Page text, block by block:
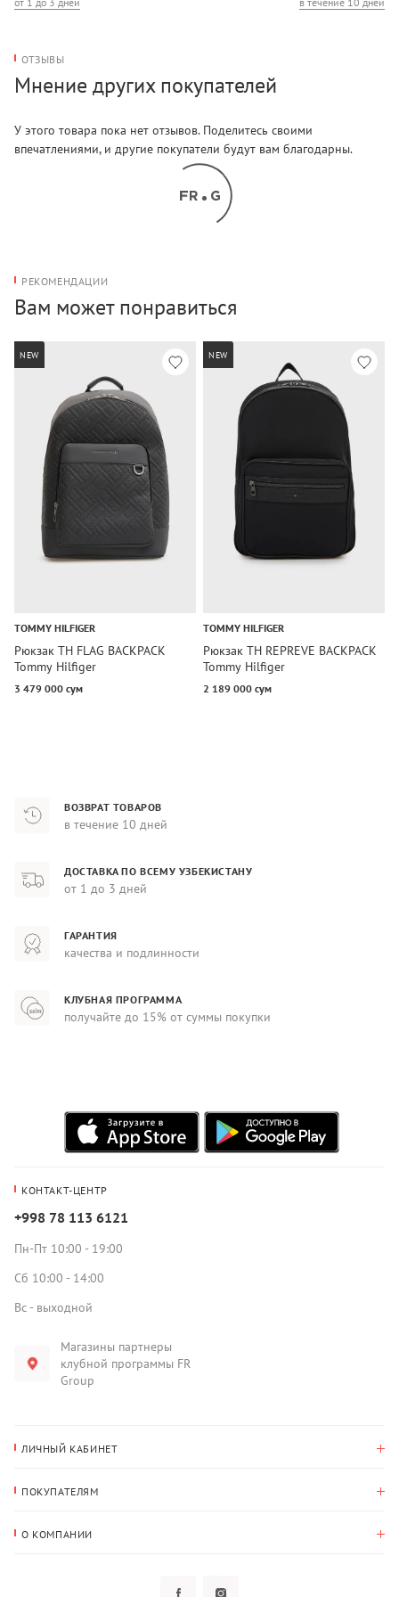
см
ОТЗЫВЫ
Мнение других покупателей
У этого товара пока нет отзывов. Поделитесь своими
впечатлениями, и другие покупатели будут вам благодарны.
РЕКОМЕНДАЦИИ
Вам может понравиться
NEW
TOMMY HILFIGER
Рюкзак TH FLAG BACKPACK
Tommy Hilfiger
3 479 000 сум
NEW
TOMMY HILFIGER
Рюкзак TH REPREVE BACKPACK
Tommy Hilfiger
2 189 000 сум
ВОЗВРАТ ТОВАРОВ
в течение 10 дней
ДОСТАВКА ПО ВСЕМУ УЗБЕКИСТАНУ
от 1 до 3 дней
ГАРАНТИЯ
качества и подлинности
КЛУБНАЯ ПРОГРАММА
получайте до 15% от суммы покупки
КОНТАКТ-ЦЕНТР
+998 78 113 6121
Пн-Пт 10:00 - 19:00
Сб 10:00 - 14:00
Вс - выходной
Магазины партнеры
клубной программы FR
Group
ЛИЧНЫЙ КАБИНЕТ
Адрес для доставки
ПОКУПАТЕЛЯМ
О КОМПАНИИ
Политика конфиденциальности